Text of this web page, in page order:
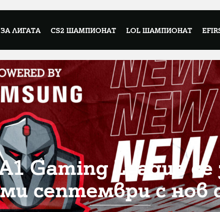
ЗА ЛИГАТА CS2 ШАМПИОНАТ LOL ШАМПИОНАТ
Gaming League
септември с нов